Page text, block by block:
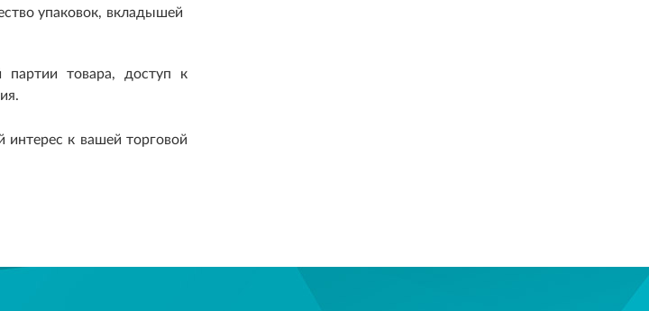
упаковок, вкладышей
партии товара, доступ к
интерес к вашей торговой